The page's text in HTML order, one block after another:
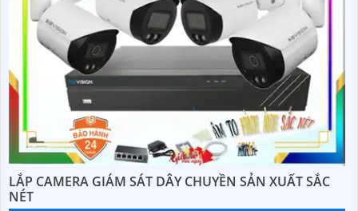
LẮP CAMERA GIÁM SÁT DÂY CHUYỀN SẢN XUẤT SẮC
NÉT